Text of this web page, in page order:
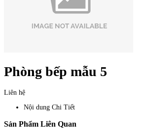
Phòng bếp mẫu 5
Liên hệ
Nội dung Chi Tiết
Sản Phẩm Liên Quan